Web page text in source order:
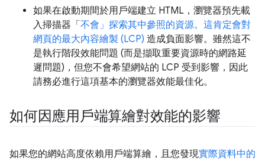
如果在啟動期間於用戶端建立 HTML，瀏覽器預先載
入掃描器「 不會」探索其中參照的資源。這肯定會對
網頁的最大內容繪製 (LCP) 造成負面影響。雖然這不
是執行階段效能問題 (而是擷取重要資源時的網路延
遲問題)，但您不會希望網站的 LCP 受到影響，因此
請務必進行這項基本的瀏覽器效能最佳化。
如何因應用戶端算繪對效能的影響
如果您的網站高度依賴用戶端算繪，且您發現實際資料中的